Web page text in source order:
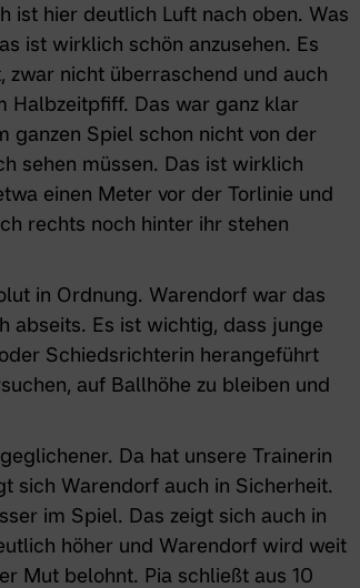
ist hier deutlich Luft nach oben. Was
ist wirklich schön anzusehen. Es
nicht überraschend und auch
Halbzeitpfiff. Das war ganz klar
ganzen Spiel schon nicht von der
sehen müssen. Das ist wirklich
einen Meter vor der Torlinie und
rechts noch hinter ihr stehen
in Ordnung. Warendorf war das
abseits. Es ist wichtig, dass junge
Schiedsrichterin herangeführt
auf Ballhöhe zu bleiben und
Da hat unsere Trainerin
sich Warendorf auch in Sicherheit.
im Spiel. Das zeigt sich auch in
höher und Warendorf wird weit
Mut belohnt. Pia schließt aus 10